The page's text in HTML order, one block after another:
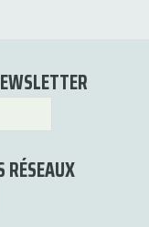
RÉSEAUX